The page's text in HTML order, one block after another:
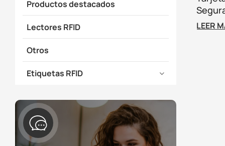
Productos destacados
Lectores RFID
Otros
Etiquetas RFID
Para
LEER